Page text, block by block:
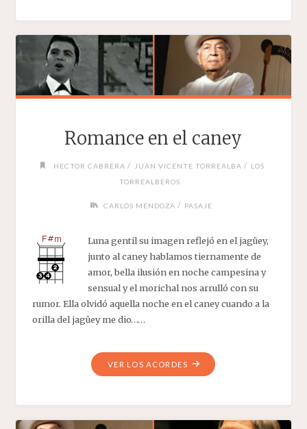
Romance en el caney
HECTOR CABRERA / JUAN VICENTE TORREALBA / LOS
TORREALBEROS
CARLOS MENDOZA / PASAJE
Luna gentil su imagen reflejó en el jagüey,
junto al caney hablamos tiernamente de
amor, bella ilusión en noche campesina y
sensual y el morichal nos arrulló con su
rumor. Ella olvidó aquella noche en el caney cuando a la
orilla del jagüey me dio……
VER LOS ACORDES"ROMANCE